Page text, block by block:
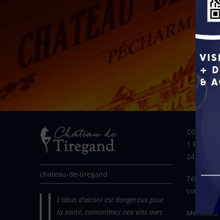
chateau-de-tiregand
L'abus d'alcool est dangereux pour
la santé, consommez nos vins avec
Côme PIAT
1 Route
24100
Tél :
Mentions